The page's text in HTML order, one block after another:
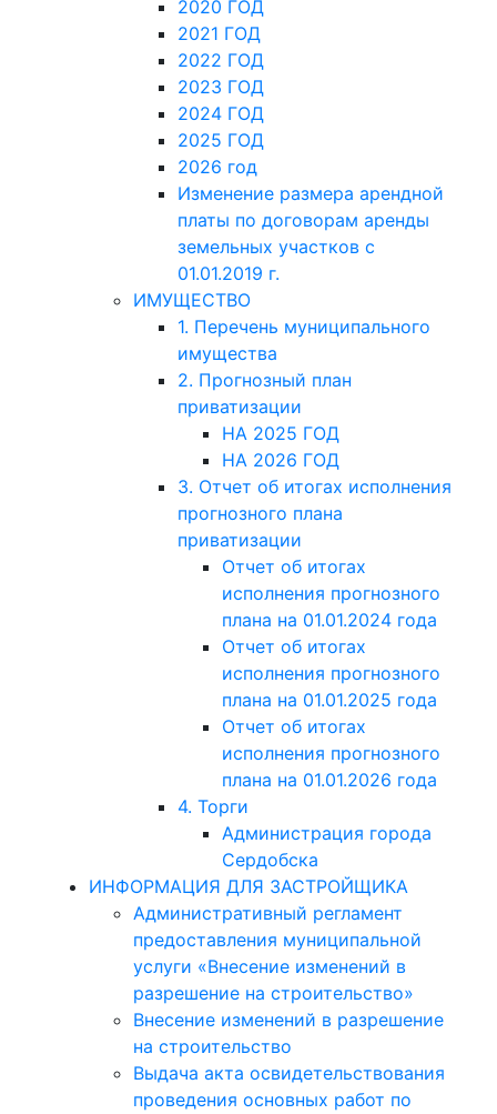
2020 ГОД
2021 ГОД
2022 ГОД
2023 ГОД
2024 ГОД
2025 ГОД
2026 год
Изменение размера арендной
платы по договорам аренды
земельных участков с
01.01.2019 г.
ИМУЩЕСТВО
1. Перечень муниципального
имущества
2. Прогнозный план
приватизации
НА 2025 ГОД
НА 2026 ГОД
3. Отчет об итогах исполнения
прогнозного плана
приватизации
Отчет об итогах
исполнения прогнозного
плана на 01.01.2024 года
Отчет об итогах
исполнения прогнозного
плана на 01.01.2025 года
Отчет об итогах
исполнения прогнозного
плана на 01.01.2026 года
4. Торги
Администрация города
Сердобска
ИНФОРМАЦИЯ ДЛЯ ЗАСТРОЙЩИКА
Административный регламент
предоставления муниципальной
услуги «Внесение изменений в
разрешение на строительство»
Внесение изменений в разрешение
на строительство
Выдача акта освидетельствования
проведения основных работ по